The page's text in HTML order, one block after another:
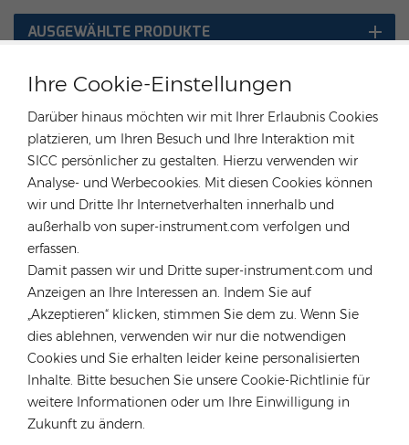
Ihre Cookie-Einstellungen
Darüber hinaus möchten wir mit Ihrer Erlaubnis Cookies
platzieren, um Ihren Besuch und Ihre Interaktion mit
SICC persönlicher zu gestalten. Hierzu verwenden wir
Analyse- und Werbecookies. Mit diesen Cookies können
wir und Dritte Ihr Internetverhalten innerhalb und
außerhalb von super-instrument.com verfolgen und
erfassen.
Damit passen wir und Dritte super-instrument.com und
Anzeigen an Ihre Interessen an. Indem Sie auf
„Akzeptieren“ klicken, stimmen Sie dem zu. Wenn Sie
dies ablehnen, verwenden wir nur die notwendigen
Cookies und Sie erhalten leider keine personalisierten
Inhalte. Bitte besuchen Sie unsere Cookie-Richtlinie für
weitere Informationen oder um Ihre Einwilligung in
Zukunft zu ändern.
AUSGEWÄHLTE PRODUKTE
KONTAKTIEREN SIE UNSEREN EXPERTEN
Deutschland
Tel :+49 176 55258880
Email :anna@rongstar.com
Büro & Lager :Industriestraße 40, 52457
Aldenhoven, Deutschland
Hongkong
Tel :+852 54222219
Email : hk@rongstar.com
Büro & Lager :39 Kung-Um Road, Yuen Long,
Hong Kong